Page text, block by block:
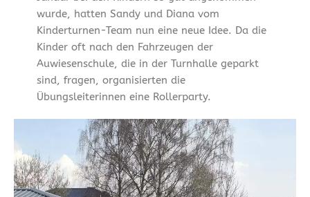
wurde, hatten Sandy und Diana vom
Kinderturnen-Team nun eine neue Idee. Da die
Kinder oft nach den Fahrzeugen der
Auwiesenschule, die in der Turnhalle geparkt
sind, fragen, organisierten die
Übungsleiterinnen eine Rollerparty.